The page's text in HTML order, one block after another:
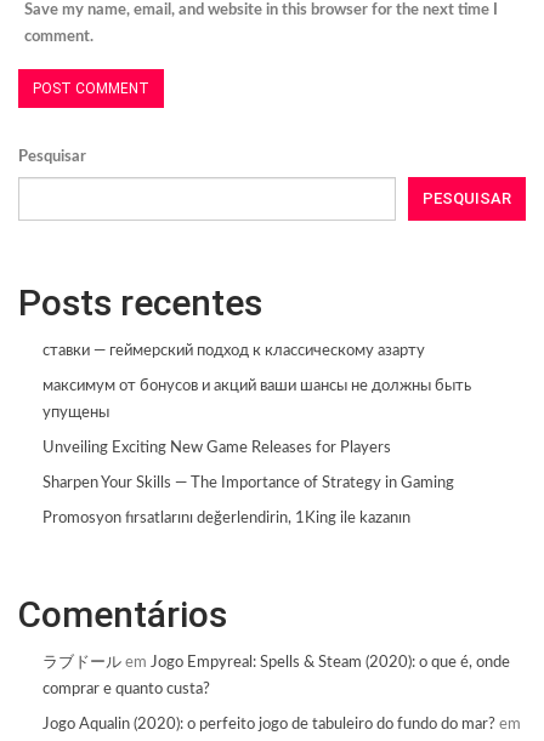
Save my name, email, and website in this browser for the next time I
comment.
Pesquisar
PESQUISAR
Posts recentes
ставки — геймерский подход к классическому азарту
максимум от бонусов и акций ваши шансы не должны быть
упущены
Unveiling Exciting New Game Releases for Players
Sharpen Your Skills — The Importance of Strategy in Gaming
Promosyon fırsatlarını değerlendirin, 1King ile kazanın
Comentários
ラブドール em Jogo Empyreal: Spells & Steam (2020): o que é, onde
comprar e quanto custa?
Jogo Aqualin (2020): o perfeito jogo de tabuleiro do fundo do mar? em